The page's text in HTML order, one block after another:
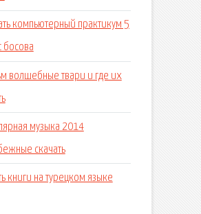
компьютерный практикум 5
босова
волшебные твари и где их
музыка 2014
скачать
книги на турецком языке